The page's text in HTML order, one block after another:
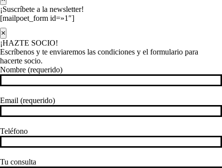
¡Suscríbete a la newsletter!
[mailpoet_form id=»1″]
×
¡HAZTE SOCIO!
Escríbenos y te enviaremos las condiciones y el formulario para
hacerte socio.
Nombre (requerido)
Email (requerido)
Teléfono
Tu consulta